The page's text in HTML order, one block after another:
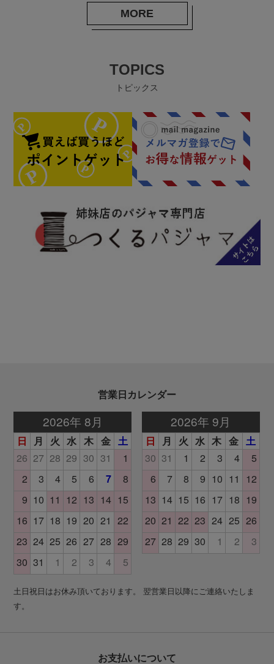
MORE
TOPICS
トピックス
営業日カレンダー
土日祝日はお休み頂いております。 翌営業日以降にご連絡いたしま
す。
お支払いについて